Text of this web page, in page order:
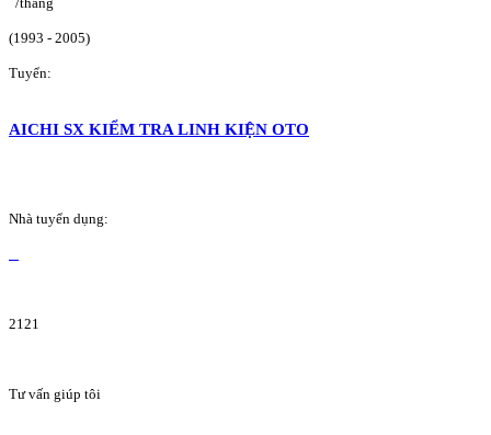
(1993 - 2005)
Tuyển:
AICHI SX KIỂM TRA LINH KIỆN OTO
Nhà tuyển dụng:
2121
Tư vấn giúp tôi